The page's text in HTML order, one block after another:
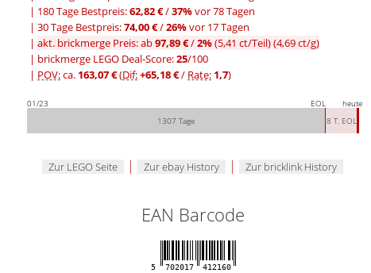
| 180 Tage Bestpreis:62,82 €/37%vor 78 Tagen
| 30 Tage Bestpreis:74,00 €/26%vor 17 Tagen
| akt. brickmerge Preis: ab97,89 €/2%(5,41 ct/Teil)(4,69 ct/g)
| brickmerge LEGO Deal-Score:25/100
| POV:ca. 163,07 €(Dif:+65,18 €/ Rate: 1,7)
01/23 EOL
heute
1307 Tage
8 T. EOL
Zur LEGO Seite | Zur ebay History | Zur bricklink History
EAN Barcode
5 702017 412160